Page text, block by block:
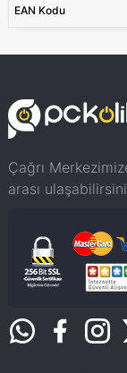
EAN Kodu
Çağrı
arası